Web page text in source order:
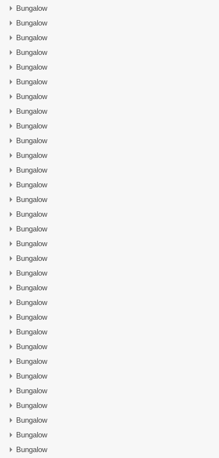
Bungalow
Bungalow
Bungalow
Bungalow
Bungalow
Bungalow
Bungalow
Bungalow
Bungalow
Bungalow
Bungalow
Bungalow
Bungalow
Bungalow
Bungalow
Bungalow
Bungalow
Bungalow
Bungalow
Bungalow
Bungalow
Bungalow
Bungalow
Bungalow
Bungalow
Bungalow
Bungalow
Bungalow
Bungalow
Bungalow
Bungalow